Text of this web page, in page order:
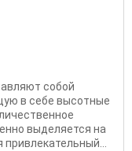
собой
в себе высотные
выделяется на